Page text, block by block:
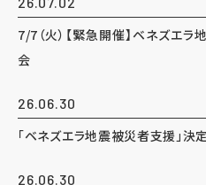
7/7（火）【緊急開催】ベネズエ
会
26.06.30
「ベネズエラ地震被災者支援」決
26.06.30